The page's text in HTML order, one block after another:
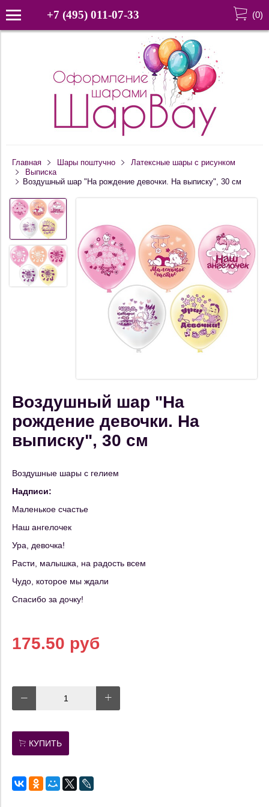
+7 (495) 011-07-33 (0)
Главная Шары поштучно
Латексные шары с рисунком
Выписка
Воздушный шар "На рождение девочки. На выписку", 30 см
Воздушный шар "На
рождение девочки. На
выписку", 30 см
Воздушные шары с гелием
Надписи:
Маленькое счастье
Наш ангелочек
Ура, девочка!
Расти, малышка, на радость всем
Чудо, которое мы ждали
Спасибо за дочку!
175.50 руб
КУПИТЬ